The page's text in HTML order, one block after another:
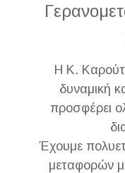
Η Κ.
δυναμική
προσφέρει
Έχουμε
μεταφορών